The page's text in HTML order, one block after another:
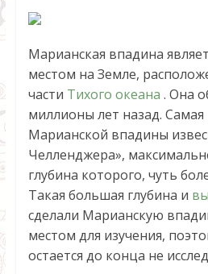
Марианская впадина
местом на Земле,
части Тихого океана . Она
миллионы лет назад. Самая
Марианской впадины
Челленджера»,
глубина которого, чуть
Такая большая глубина и
сделали Марианскую
местом для изучения,
остается до конца не